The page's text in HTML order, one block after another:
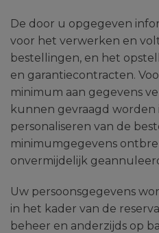
De door u opgegeven
voor het verwerken en
bestellingen, en het
en garantiecontracten.
minimum aan gegevens
kunnen gevraagd
personaliseren van de
minimumgegevens
onvermijdelijk
Uw persoonsgegevens
in het kader van de
beheer en anderzijds op